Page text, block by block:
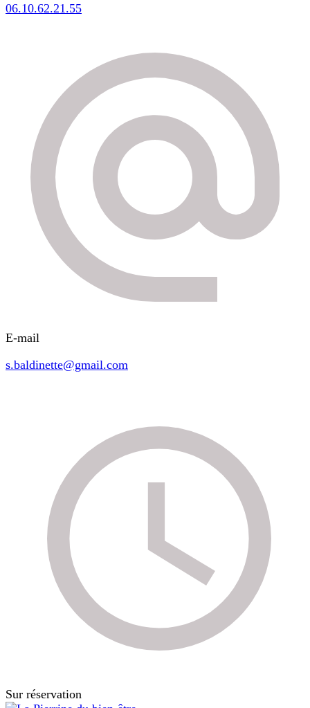
06.10.62.21.55
E-mail
s.baldinette@gmail.com
Sur réservation